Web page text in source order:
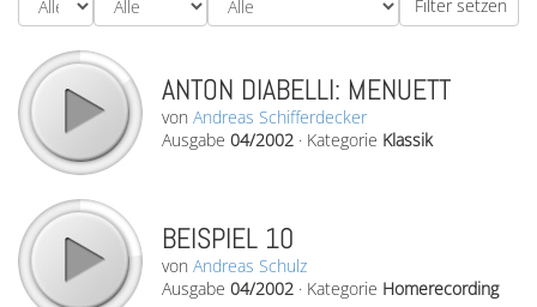
ANTON DIABELLI: MENUETT
von Andreas Schifferdecker
Ausgabe 04/2002 · Kategorie Klassik
BEISPIEL 10
von Andreas Schulz
Ausgabe 04/2002 · Kategorie Homerecording